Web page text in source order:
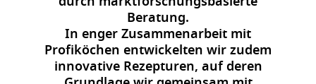
Beratung.
In enger Zusammenarbeit mit
Profiköchen entwickelten wir zudem
innovative Rezepturen, auf deren